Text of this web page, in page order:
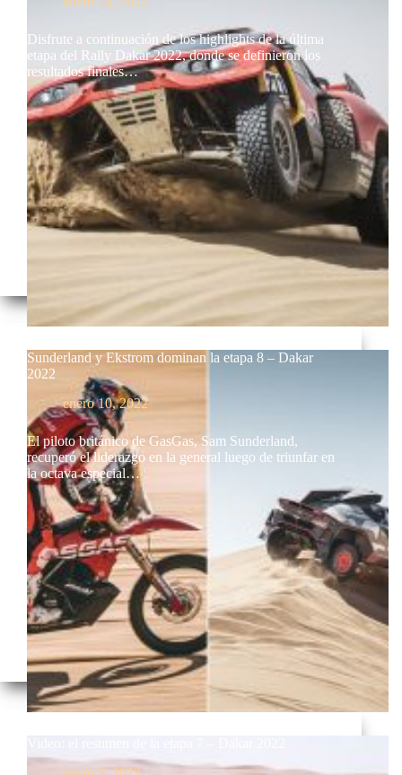
Disfrute a continuación de los highlights de la última
etapa del Rally Dakar 2022, donde se definieron los
resultados finales…
Sunderland y Ekstrom dominan la etapa 8 – Dakar
2022
enero 10, 2022
El piloto británico de GasGas, Sam Sunderland,
recuperó el liderazgo en la general luego de triunfar en
la octava especial…